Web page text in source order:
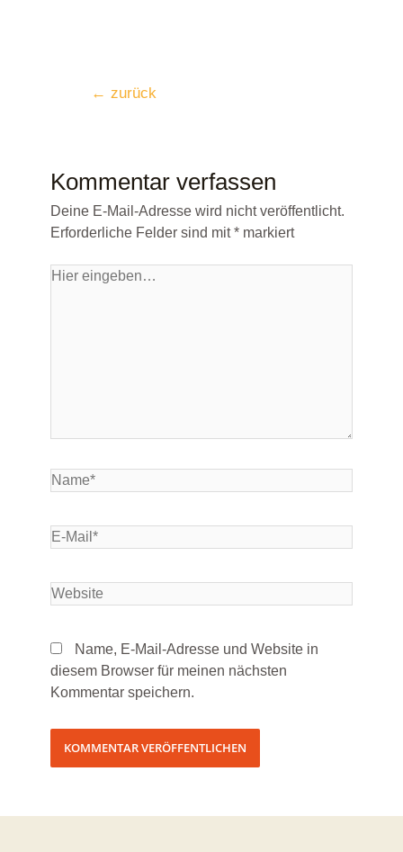
← zurück
Kommentar verfassen
Deine E-Mail-Adresse wird nicht veröffentlicht.
Erforderliche Felder sind mit*markiert
Name, E-Mail-Adresse und Website in
diesem Browser für meinen nächsten
Kommentar speichern.